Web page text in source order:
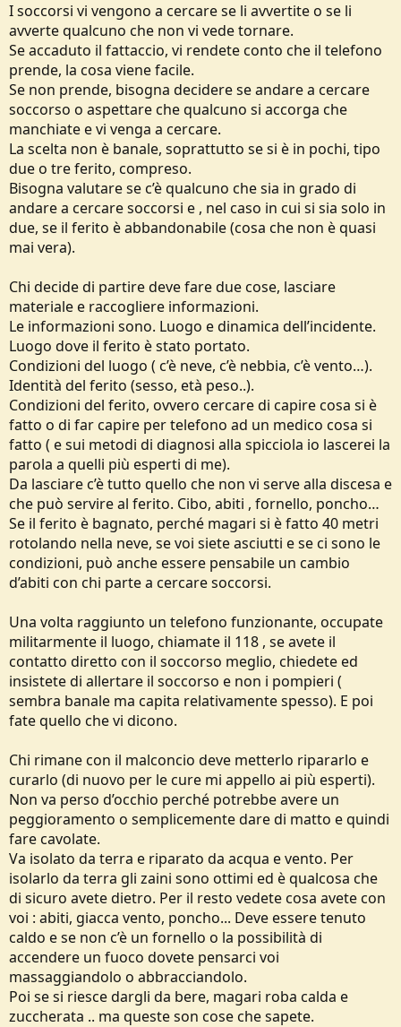
I soccorsi vi vengono a cercare se li avvertite o se li
avverte qualcuno che non vi vede tornare.
Se accaduto il fattaccio, vi rendete conto che il telefono
prende, la cosa viene facile.
Se non prende, bisogna decidere se andare a cercare
soccorso o aspettare che qualcuno si accorga che
manchiate e vi venga a cercare.
La scelta non è banale, soprattutto se si è in pochi, tipo
due o tre ferito, compreso.
Bisogna valutare se c’è qualcuno che sia in grado di
andare a cercare soccorsi e , nel caso in cui si sia solo in
due, se il ferito è abbandonabile (cosa che non è quasi
mai vera).
Chi decide di partire deve fare due cose, lasciare
materiale e raccogliere informazioni.
Le informazioni sono. Luogo e dinamica dell’incidente.
Luogo dove il ferito è stato portato.
Condizioni del luogo ( c’è neve, c’è nebbia, c’è vento…).
Identità del ferito (sesso, età peso..).
Condizioni del ferito, ovvero cercare di capire cosa si è
fatto o di far capire per telefono ad un medico cosa si
fatto ( e sui metodi di diagnosi alla spicciola io lascerei la
parola a quelli più esperti di me).
Da lasciare c’è tutto quello che non vi serve alla discesa e
che può servire al ferito. Cibo, abiti , fornello, poncho…
Se il ferito è bagnato, perché magari si è fatto 40 metri
rotolando nella neve, se voi siete asciutti e se ci sono le
condizioni, può anche essere pensabile un cambio
d’abiti con chi parte a cercare soccorsi.
Una volta raggiunto un telefono funzionante, occupate
militarmente il luogo, chiamate il 118 , se avete il
contatto diretto con il soccorso meglio, chiedete ed
insistete di allertare il soccorso e non i pompieri (
sembra banale ma capita relativamente spesso). E poi
fate quello che vi dicono.
Chi rimane con il malconcio deve metterlo ripararlo e
curarlo (di nuovo per le cure mi appello ai più esperti).
Non va perso d’occhio perché potrebbe avere un
peggioramento o semplicemente dare di matto e quindi
fare cavolate.
Va isolato da terra e riparato da acqua e vento. Per
isolarlo da terra gli zaini sono ottimi ed è qualcosa che
di sicuro avete dietro. Per il resto vedete cosa avete con
voi : abiti, giacca vento, poncho... Deve essere tenuto
caldo e se non c’è un fornello o la possibilità di
accendere un fuoco dovete pensarci voi
massaggiandolo o abbracciandolo.
Poi se si riesce dargli da bere, magari roba calda e
zuccherata .. ma queste son cose che sapete.